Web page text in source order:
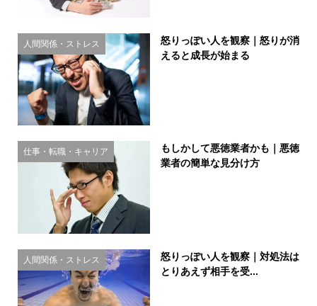
人間関係・ストレス
怒りっぽい人を観察｜怒りが消
えると成長が始まる
仕事・転職・キャリア
もしかして悪徳業者かも｜悪徳
業者の簡単な見分け方
人間関係・ストレス
怒りっぽい人を観察｜対処法は
とりあえず相手を受...